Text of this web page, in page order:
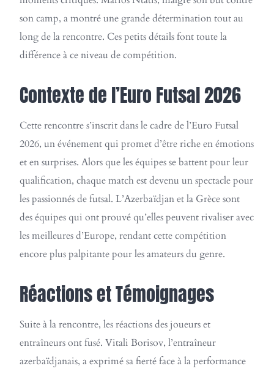
son camp, a montré une grande détermination tout au
long de la rencontre. Ces petits détails font toute la
différence à ce niveau de compétition.
Contexte de l’Euro Futsal 2026
Cette rencontre s’inscrit dans le cadre de l’Euro Futsal
2026, un événement qui promet d’être riche en émotions
et en surprises. Alors que les équipes se battent pour leur
qualification, chaque match est devenu un spectacle pour
les passionnés de futsal. L’Azerbaïdjan et la Grèce sont
des équipes qui ont prouvé qu’elles peuvent rivaliser avec
les meilleures d’Europe, rendant cette compétition
encore plus palpitante pour les amateurs du genre.
Réactions et Témoignages
Suite à la rencontre, les réactions des joueurs et
entraîneurs ont fusé. Vitali Borisov, l’entraîneur
azerbaïdjanais, a exprimé sa fierté face à la performance